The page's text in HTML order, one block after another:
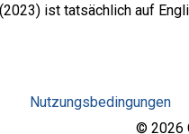
ist tatsächlich auf
Nutzungsbedingungen
© 2026